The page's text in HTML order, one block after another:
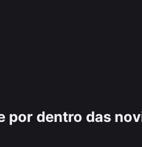
por dentro das